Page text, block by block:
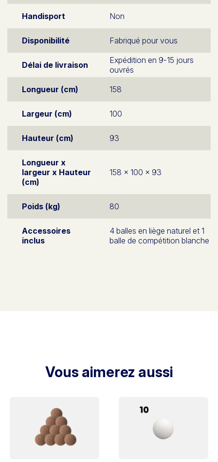
Handisport Non
Disponibilité Fabriqué pour vous
Délai de livraison
Expédition en 9-15 jours
ouvrés
Longueur (cm)
158
Largeur (cm) 100
Hauteur (cm) 93
Longueur x
largeur x Hauteur
(cm)
158 x 100 x 93
Poids (kg) 80
Accessoires
inclus
4 balles en liège naturel et 1
balle de compétition blanche
Vous aimerez aussi